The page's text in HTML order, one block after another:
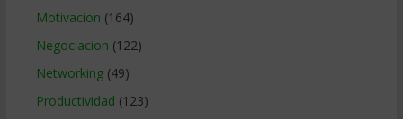
Motivacion (164)
Negociacion (122)
Networking(49)
Productividad (123)